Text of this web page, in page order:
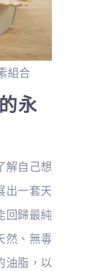
組合
永
解自己想
出一套天
回歸最純
然、無毒
油脂，以